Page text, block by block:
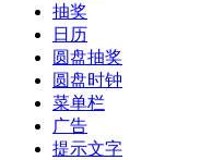
抽奖
日历
圆盘抽奖
圆盘时钟
菜单栏
广告
提示文字